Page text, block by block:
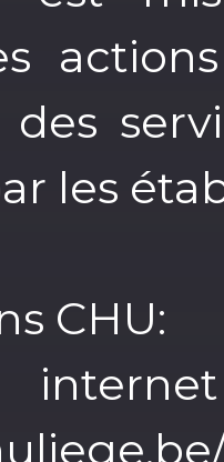
les
CHU: